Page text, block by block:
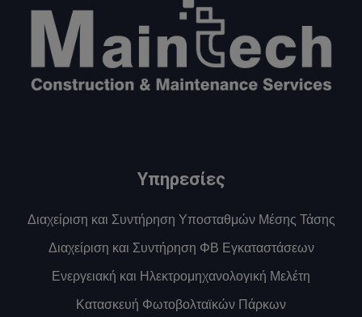
Υπηρεσίες
Διαχείριση και Συντήρηση Υποσταθμών Μέσης Τάσης
Διαχείριση και Συντήρηση ΦΒ Εγκαταστάσεων
Ενεργειακή και Ηλεκτρομηχανολογική Μελέτη
Κατασκευή Φωτοβολταϊκών Πάρκων